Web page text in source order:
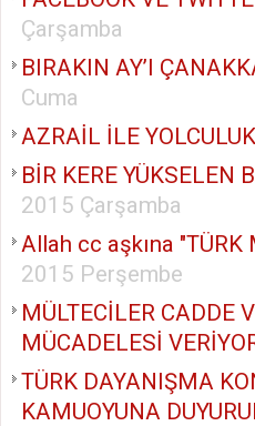
Çarşamba
BIRAKIN AY’I
Cuma
AZRAİL İLE
BİR KERE YÜKSELEN
2015 Çarşamba
Allah cc aşkına
2015 Perşembe
MÜLTECİLER CADDE
MÜCADELESİ
TÜRK DAYANIŞMA
KAMUOYUNA